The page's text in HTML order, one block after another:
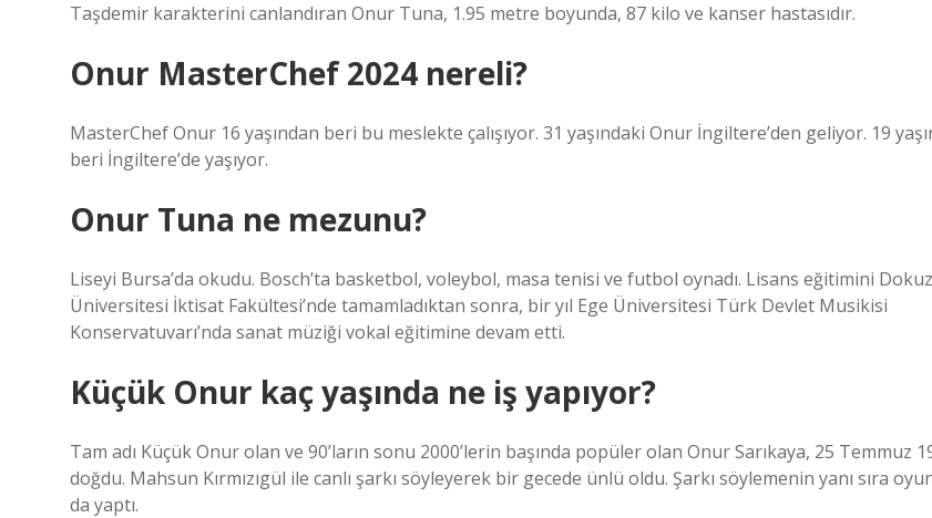
Taşdemir karakterini canlandıran Onur Tuna, 1.95 metre boyunda, 87 kilo ve kanser hastasıdır.
Onur MasterChef 2024 nereli?
MasterChef Onur 16 yaşından beri bu meslekte çalışıyor. 31 yaşındaki Onur İngiltere’den geliyor. 19
beri İngiltere’de yaşıyor.
Onur Tuna ne mezunu?
Liseyi Bursa’da okudu. Bosch’ta basketbol, ​​voleybol, masa tenisi ve futbol oynadı. Lisans eğitimini
Üniversitesi İktisat Fakültesi’nde tamamladıktan sonra, bir yıl Ege Üniversitesi Türk Devlet Musikisi
Konservatuvarı’nda sanat müziği vokal eğitimine devam etti.
Küçük Onur kaç yaşında ne iş yapıyor?
Tam adı Küçük Onur olan ve 90’ların sonu 2000’lerin başında popüler olan Onur Sarıkaya, 25 Temmuz
doğdu. Mahsun Kırmızıgül ile canlı şarkı söyleyerek bir gecede ünlü oldu. Şarkı söylemenin yanı sıra
da yaptı.